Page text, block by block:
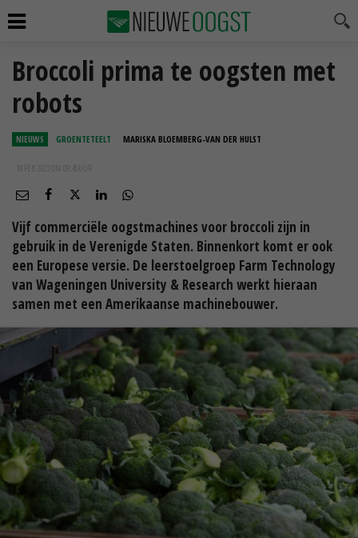
Broccoli prima te oogsten met
robots
NIEUWS GROENTETEELT MARISKA BLOEMBERG-VAN DER HULST
18 FEB 2023 OM 09:45
Vijf commerciële oogstmachines voor broccoli zijn in
gebruik in de Verenigde Staten. Binnenkort komt er ook
een Europese versie. De leerstoelgroep Farm Technology
van Wageningen University & Research werkt hieraan
samen met een Amerikaanse machinebouwer.